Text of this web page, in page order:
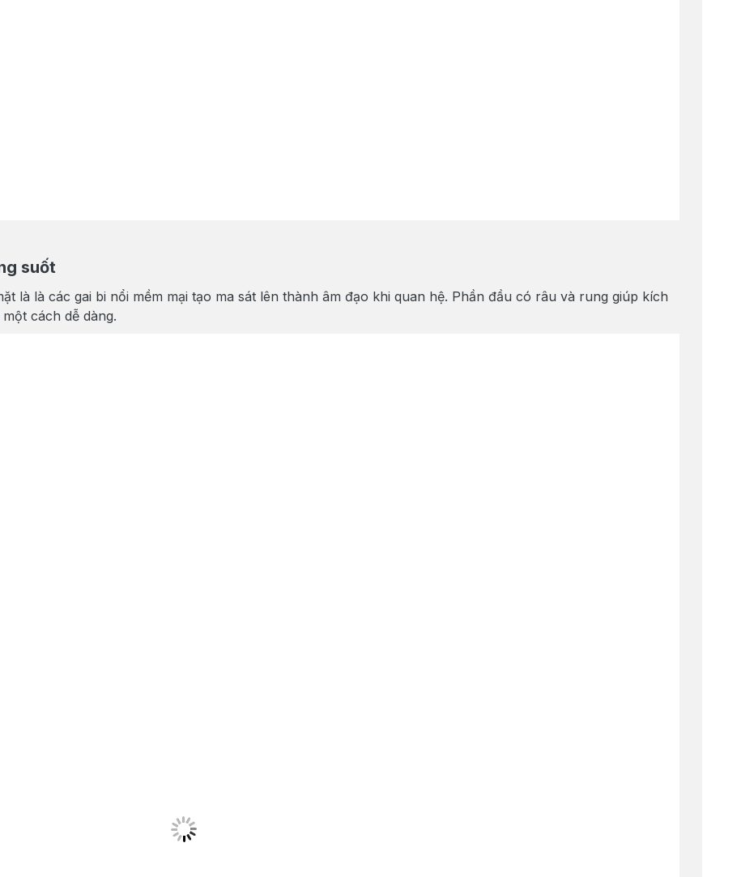
suốt
là là các gai bi nổi mềm mại tạo ma sát lên thành âm đạo khi quan hệ. Phần đầu có râu và rung giúp kích
cách dễ dàng.